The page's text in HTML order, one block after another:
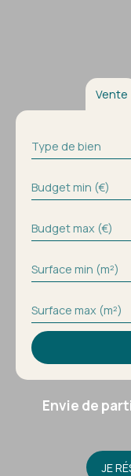
Vente
Type de bien
Budget min (€)
Budget max (€)
Surface min (m²)
Surface max (m²)
Envie de
JE